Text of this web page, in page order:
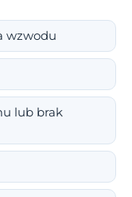
wzwodu
lub brak